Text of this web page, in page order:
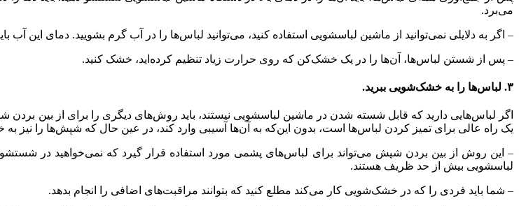
می‌برد.
– اگر به دلایلی نمی‌توانید از ماشین لباسشویی استفاده کنید، می‌توانید لباس‌ها را در آب گرم بشویید. دمای این آب باید دست کم ۶۰ درجه‌ی
– پس از شستن لباس‌ها، آن‌ها را در یک خشک‌کن که روی حرارت زیاد تنظیم کرده‌اید، خشک کنید.
۳. لباس‌ها را به خشک‌شویی ببرید.
اگر لباس‌هایی دارید که قابل شسته شدن در ماشین لباسشویی نیستند، باید روش‌های دیگری را برای از بین بردن
یک راه عالی برای تمیز کردن لباس‌ها است، بدون این‌که به آن‌ها آسیبی وارد کند، در عین حال که شپش‌ها را نیز به
– این روش از بین بردن شپش می‌تواند برای لباس‌های پشمی مورد استفاده قرار گیرد که نمی‌خواهید در
لباسشویی بیش از حد ظریف هستند.
– شما باید فردی را که در خشک‌شویی کار می‌کند مطلع کنید که بتوانند مراقبت‌های اضافی را انجام بدهد.